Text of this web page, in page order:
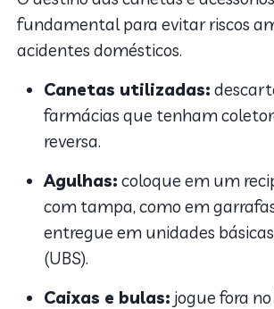
fundamental para evitar riscos
acidentes domésticos.
Canetas utilizadas:
farmácias que tenham
reversa.
Agulhas: coloque em um
com tampa, como em garrafas
entregue em unidades
(UBS).
Caixas e bulas: jogue fora